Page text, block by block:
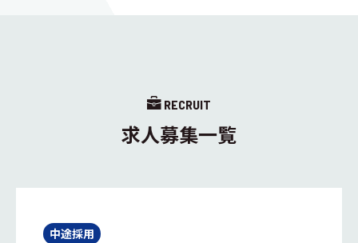
RECRUIT
求人募集一覧
中途採用